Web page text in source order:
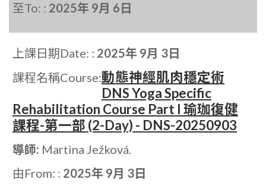
至To: : 2025年 9月 6日
上課日期Date: : 2025年 9月 3日
課程名稱Course:動態神經肌肉穩定術
DNS Yoga Specific
Rehabilitation Course Part I 瑜珈復健
課程-第一部 (2-Day) - DNS-20250903
導師: Martina Ježková.
由From: : 2025年 9月 3日